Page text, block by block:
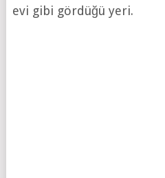
evi gibi gördüğü yeri.